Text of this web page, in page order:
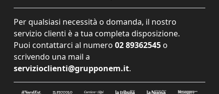
Per qualsiasi necessità o domanda, il nostro
servizio clienti è a tua completa disposizione.
Puoi contattarci al numero 02 89362545 o
scrivendo una mail a
servizioclienti@grupponem.it.